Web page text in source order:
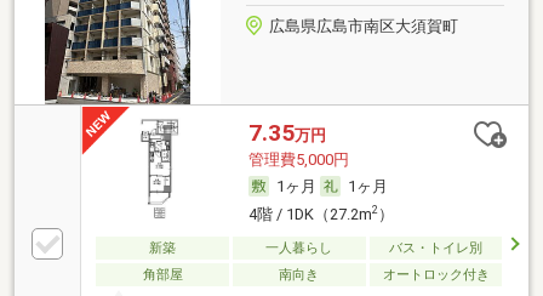
広島県広島市南区大須賀町
7.35万円
管理費5,000円
1ヶ月
1ヶ月
4階 / 1DK（27.2m2）
新築 一人暮らし
バス・トイレ別
角部屋
南向き オートロック付き